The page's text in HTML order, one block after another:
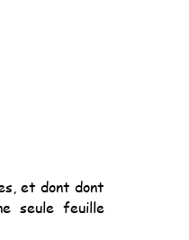
et dont dont
seule feuille